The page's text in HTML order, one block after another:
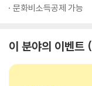
문화비소득공제 가능
이 분야의 이벤트